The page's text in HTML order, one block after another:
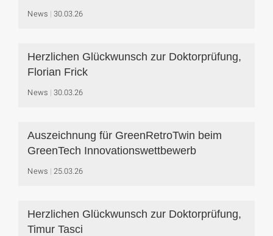
News 30.03.26
Herzlichen Glückwunsch zur Doktorprüfung,
Florian Frick
News 30.03.26
Auszeichnung für GreenRetroTwin beim
GreenTech Innovationswettbewerb
News 25.03.26
Herzlichen Glückwunsch zur Doktorprüfung,
Timur Tasci